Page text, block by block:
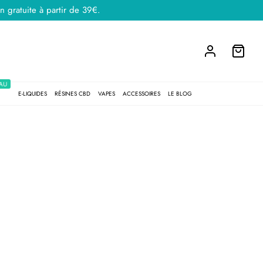
gratuite à partir de 39€.
E-LIQUIDES RÉSINES CBD VAPES ACCESSOIRES LE BLOG